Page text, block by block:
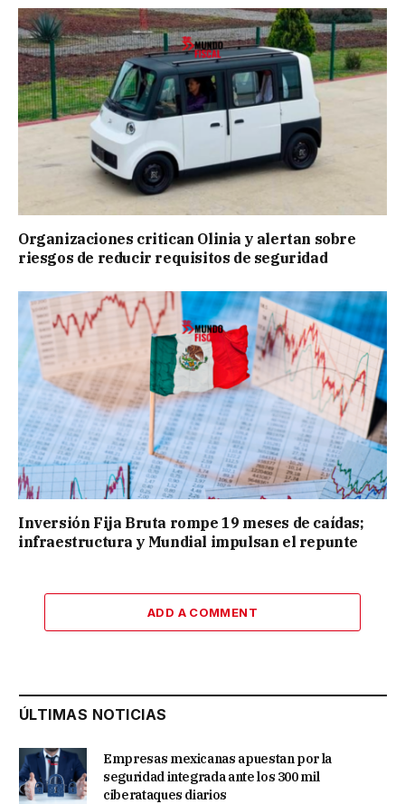
Organizaciones critican Olinia y alertan sobre
riesgos de reducir requisitos de seguridad
Inversión Fija Bruta rompe 19 meses de caídas;
infraestructura y Mundial impulsan el repunte
ADD A COMMENT
ÚLTIMAS NOTICIAS
Empresas mexicanas apuestan por la
seguridad integrada ante los 300 mil
ciberataques diarios